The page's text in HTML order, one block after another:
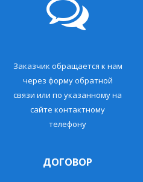
Заказчик обращается к нам
через форму обратной
связи или по указанному на
сайте контактному
телефону
ДОГОВОР